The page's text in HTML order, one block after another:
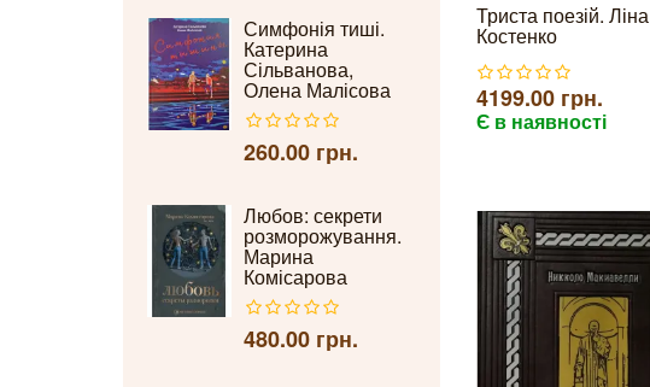
Симфонія тиші.
Катерина
Сільванова,
Олена Малісова
260.00 грн.
Любов: секрети
розморожування.
Марина
Комісарова
480.00 грн.
Триста поезій. Ліна
Костенко
4199.00 грн.
Є в наявності